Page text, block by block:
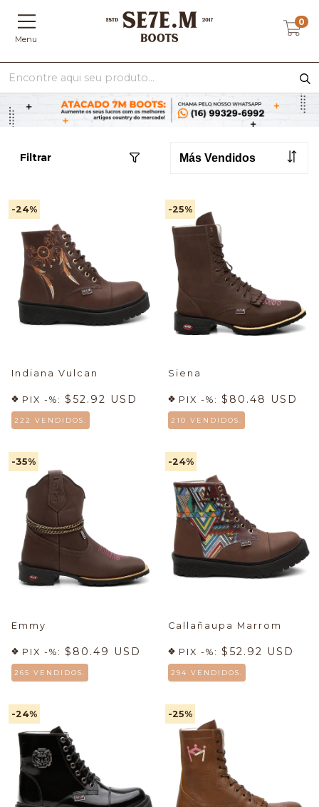
Menu
0
Filtrar
-24%
Indiana Vulcan
PIX -%: $52.92 USD
222 VENDIDOS.
-25%
Siena
PIX -%: $80.48 USD
210 VENDIDOS.
-35%
Emmy
PIX -%: $80.49 USD
265 VENDIDOS.
-24%
Callañaupa Marrom
PIX -%: $52.92 USD
294 VENDIDOS.
-24% -25%